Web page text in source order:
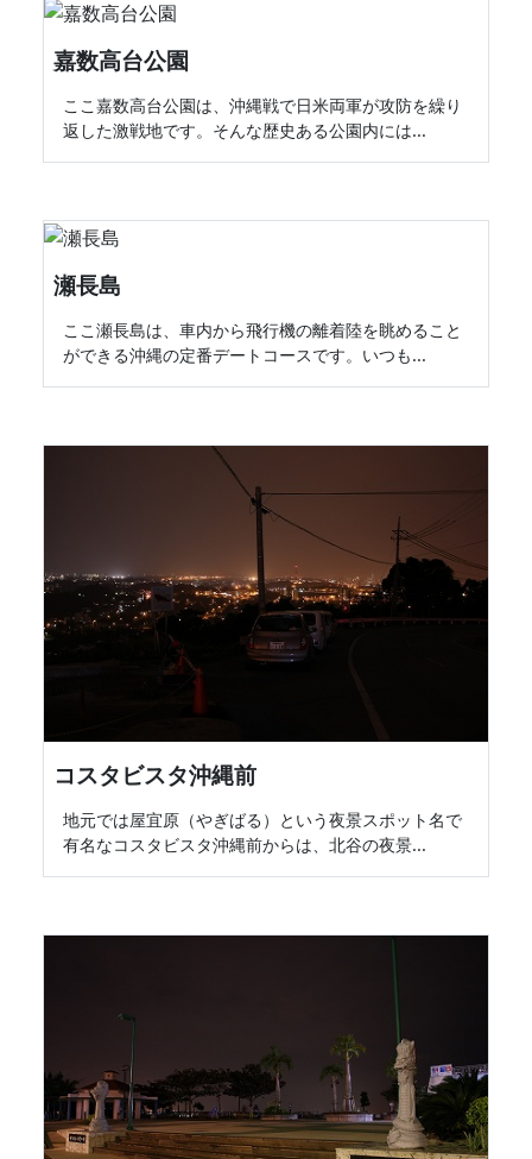
嘉数高台公園
ここ嘉数高台公園は、沖縄戦で日米両軍が攻防を繰り
返した激戦地です。そんな歴史ある公園内には...
瀬長島
ここ瀬長島は、車内から飛行機の離着陸を眺めること
ができる沖縄の定番デートコースです。いつも...
コスタビスタ沖縄前
地元では屋宜原（やぎばる）という夜景スポット名で
有名なコスタビスタ沖縄前からは、北谷の夜景...